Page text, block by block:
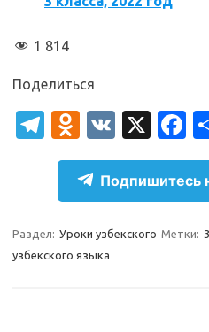
1 814
Поделиться
T
el
gr
a
m
O
d
n
o
kl
as
V
K
X
c
e
b
o
Подпишитесь
Раздел: Уроки узбекского Метки:
узбекского языка